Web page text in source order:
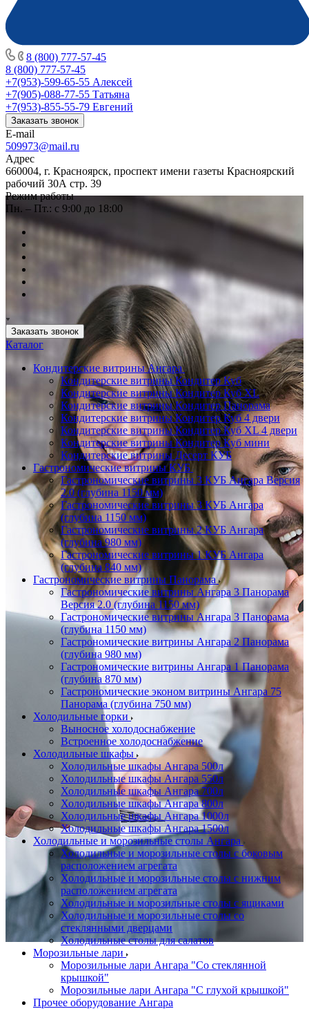
8 (800) 777-57-45
8 (800) 777-57-45
+7(953)-599-65-55 Алексей
+7(905)-088-77-55 Татьяна
+7(953)-855-55-79 Евгений
Заказать звонок
E-mail
509973@mail.ru
Адрес
660004, г. Красноярск, проспект имени газеты Красноярский
рабочий 30А стр. 39
Режим работы
Пн. – Пт.: с 9:00 до 18:00
Заказать звонок
Каталог
Кондитерские витрины Ангара
Кондитерские витрины Кондитер Куб
Кондитерские витрины Кондитер Куб XL
Кондитерские витрины Кондитер Панорама
Кондитерские витрины Кондитер Куб 4 двери
Кондитерские витрины Кондитер Куб XL 4 двери
Кондитерские витрины Кондитер Куб мини
Кондитерские витрины Десерт КУБ
Гастрономические витрины КУБ
Гастрономические витрины 3 КУБ Ангара Версия
2.0 (глубина 1150 мм)
Гастрономические витрины 3 КУБ Ангара
(глубина 1150 мм)
Гастрономические витрины 2 КУБ Ангара
(глубина 980 мм)
Гастрономические витрины 1 КУБ Ангара
(глубина 840 мм)
Гастрономические витрины Панорама
Гастрономические витрины Ангара 3 Панорама
Версия 2.0 (глубина 1150 мм)
Гастрономические витрины Ангара 3 Панорама
(глубина 1150 мм)
Гастрономические витрины Ангара 2 Панорама
(глубина 980 мм)
Гастрономические витрины Ангара 1 Панорама
(глубина 870 мм)
Гастрономические эконом витрины Ангара 75
Панорама (глубина 750 мм)
Холодильные горки
Выносное холодоснабжение
Встроенное холодоснабжение
Холодильные шкафы
Холодильные шкафы Ангара 500л
Холодильные шкафы Ангара 550л
Холодильные шкафы Ангара 700л
Холодильные шкафы Ангара 800л
Холодильные шкафы Ангара 1000л
Холодильные шкафы Ангара 1500л
Холодильные и морозильные столы Ангара
Холодильные и морозильные столы с боковым
расположением агрегата
Холодильные и морозильные столы с нижним
расположением агрегата
Холодильные и морозильные столы с ящиками
Холодильные и морозильные столы со
стеклянными дверцами
Холодильные столы для салатов
Морозильные лари
Морозильные лари Ангара "Со стеклянной
крышкой"
Морозильные лари Ангара "С глухой крышкой"
Прочее оборудование Ангара